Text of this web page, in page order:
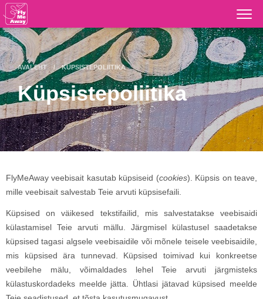
Otse
põhisisu
juurde
AVALEHT KÜPSISTEPOLIITIKA
Küpsistepoliitika
FlyMeAway veebisait kasutab küpsiseid (cookies). Küpsis on teave,
mille veebisait salvestab Teie arvuti küpsisefaili.
Küpsised on väikesed tekstifailid, mis salvestatakse veebisaidi
külastamisel Teie arvuti mällu. Järgmisel külastusel saadetakse
küpsised tagasi algsele veebisaidile või mõnele teisele veebisaidile,
mis küpsised ära tunnevad. Küpsised toimivad kui konkreetse
veebilehe mälu, võimaldades lehel Teie arvuti järgmisteks
külastuskordadeks meelde jätta. Ühtlasi jätavad küpsised meelde